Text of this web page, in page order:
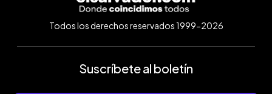
Todos los derechos reservados 1999-2026
Suscríbete al boletín